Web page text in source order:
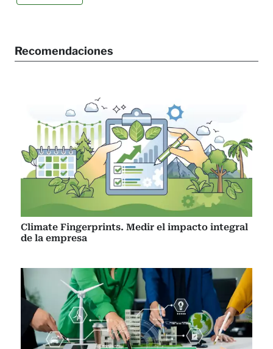
Recomendaciones
Climate Fingerprints. Medir el impacto integral
de la empresa